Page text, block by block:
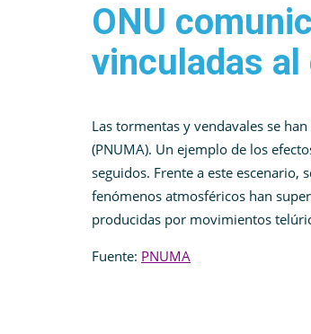
ONU
vinculadas
Las tormentas y vendavales se
(PNUMA). Un ejemplo de los
seguidos. Frente a este escenario,
fenómenos atmosféricos han
producidas por movimientos
Fuente: PNUMA